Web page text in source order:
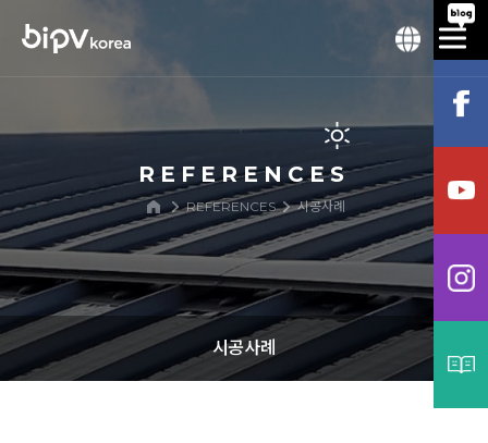
REFERENCES
REFERENCES 시공사례
시공사례